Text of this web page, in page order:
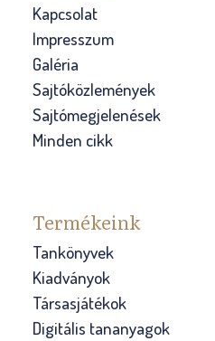
Kapcsolat
Impresszum
Galéria
Sajtóközlemények
Sajtómegjelenések
Minden cikk
Termékeink
Tankönyvek
Kiadványok
Társasjátékok
Digitális tananyagok